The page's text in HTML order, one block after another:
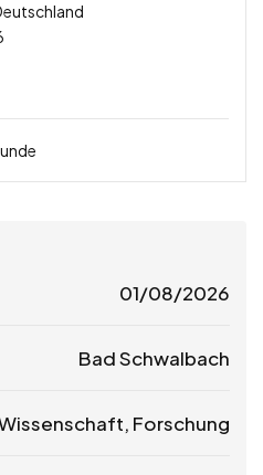
01/08/2026
Bad Schwalbach
Forschung